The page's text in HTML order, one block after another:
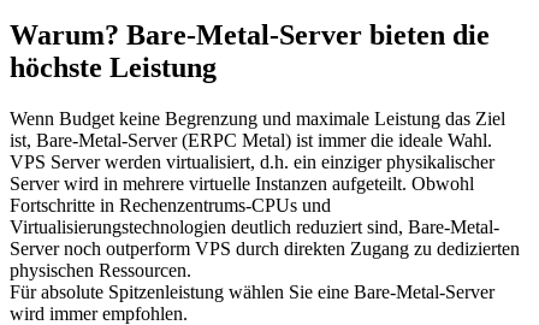
Warum? Bare-Metal-Server bieten die
höchste Leistung
Wenn Budget keine Begrenzung und maximale Leistung das Ziel
ist, Bare-Metal-Server (ERPC Metal) ist immer die ideale Wahl.
VPS Server werden virtualisiert, d.h. ein einziger physikalischer
Server wird in mehrere virtuelle Instanzen aufgeteilt. Obwohl
Fortschritte in Rechenzentrums-CPUs und
Virtualisierungstechnologien deutlich reduziert sind, Bare-Metal-
Server noch outperform VPS durch direkten Zugang zu dedizierten
physischen Ressourcen.
Für absolute Spitzenleistung wählen Sie eine Bare-Metal-Server
wird immer empfohlen.